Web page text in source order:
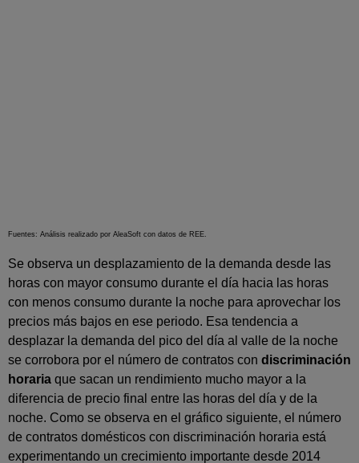
Fuentes: Análisis realizado por AleaSoft con datos de REE.
Se observa un desplazamiento de la demanda desde las
horas con mayor consumo durante el día hacia las horas
con menos consumo durante la noche para aprovechar los
precios más bajos en ese periodo. Esa tendencia a
desplazar la demanda del pico del día al valle de la noche
se corrobora por el número de contratos con discriminación
horaria que sacan un rendimiento mucho mayor a la
diferencia de precio final entre las horas del día y de la
noche. Como se observa en el gráfico siguiente, el número
de contratos domésticos con discriminación horaria está
experimentando un crecimiento importante desde 2014